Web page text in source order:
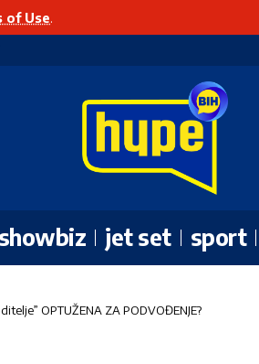
of Use.
showbiz jet set sport
OPTUŽENA ZA PODVOĐENJE?